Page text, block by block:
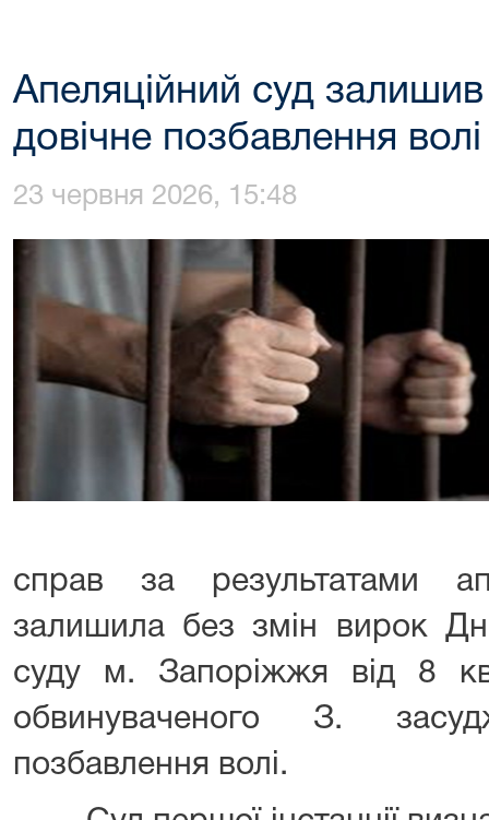
Апеляційний суд
довічне позбавлення волі
23 червня 2026, 15:48
справ за результатами
залишила без змін вирок
суду м. Запоріжжя від 8
обвинуваченого З.
позбавлення волі.